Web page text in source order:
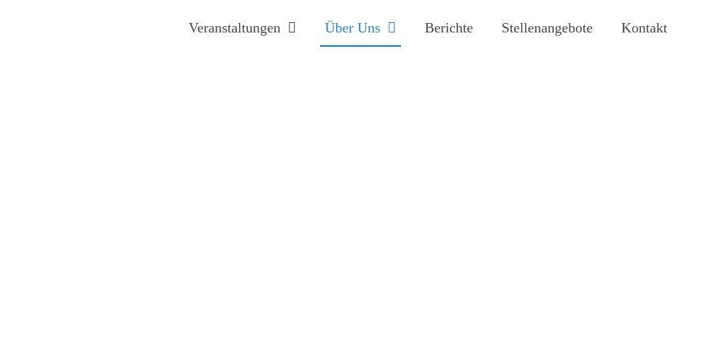
Veranstaltungen Über Uns Berichte Stellenangebote Kontakt